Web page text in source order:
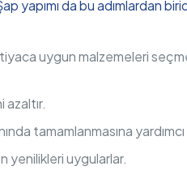
yapımı da bu adımlardan
uygun malzemeleri
azaltır.
tamamlanmasına
yenilikleri uygularlar.